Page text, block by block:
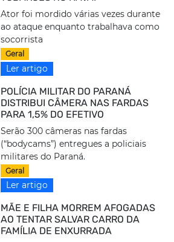
Ator foi mordido várias vezes durante
ao ataque enquanto trabalhava como
socorrista
Geral
Ler artigo
POLÍCIA MILITAR DO PARANÁ
DISTRIBUI CÂMERA NAS FARDAS
PARA 1,5% DO EFETIVO
Serão 300 câmeras nas fardas
(“bodycams”) entregues a policiais
militares do Paraná.
Geral
Ler artigo
MÃE E FILHA MORREM AFOGADAS
AO TENTAR SALVAR CARRO DA
FAMÍLIA DE ENXURRADA